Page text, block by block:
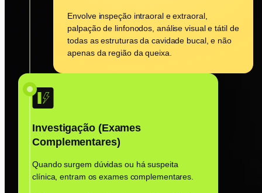
Envolve inspeção intraoral e extraoral,
palpação de linfonodos, análise visual e tátil de
todas as estruturas da cavidade bucal, e não
apenas da região da queixa.
Investigação (Exames
Complementares)
Quando surgem dúvidas ou há suspeita
clínica, entram os exames complementares.